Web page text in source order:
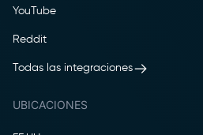
YouTube
Reddit
Todas las integraciones
UBICACIONES